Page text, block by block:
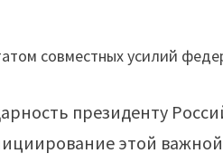
совместных усилий
президенту
этой